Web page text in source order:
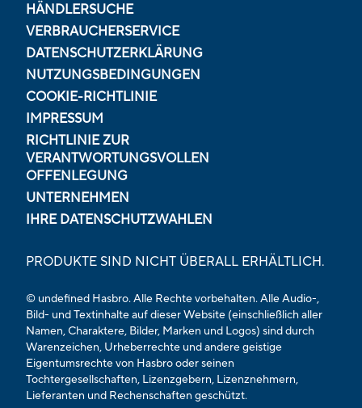
HÄNDLERSUCHE
VERBRAUCHERSERVICE
DATENSCHUTZERKLÄRUNG
NUTZUNGSBEDINGUNGEN
COOKIE-RICHTLINIE
IMPRESSUM
RICHTLINIE ZUR
VERANTWORTUNGSVOLLEN
OFFENLEGUNG
UNTERNEHMEN
IHRE DATENSCHUTZWAHLEN
PRODUKTE SIND NICHT ÜBERALL ERHÄLTLICH.
© undefined Hasbro. Alle Rechte vorbehalten. Alle Audio-,
Bild- und Textinhalte auf dieser Website (einschließlich aller
Namen, Charaktere, Bilder, Marken und Logos) sind durch
Warenzeichen, Urheberrechte und andere geistige
Eigentumsrechte von Hasbro oder seinen
Tochtergesellschaften, Lizenzgebern, Lizenznehmern,
Lieferanten und Rechenschaften geschützt.